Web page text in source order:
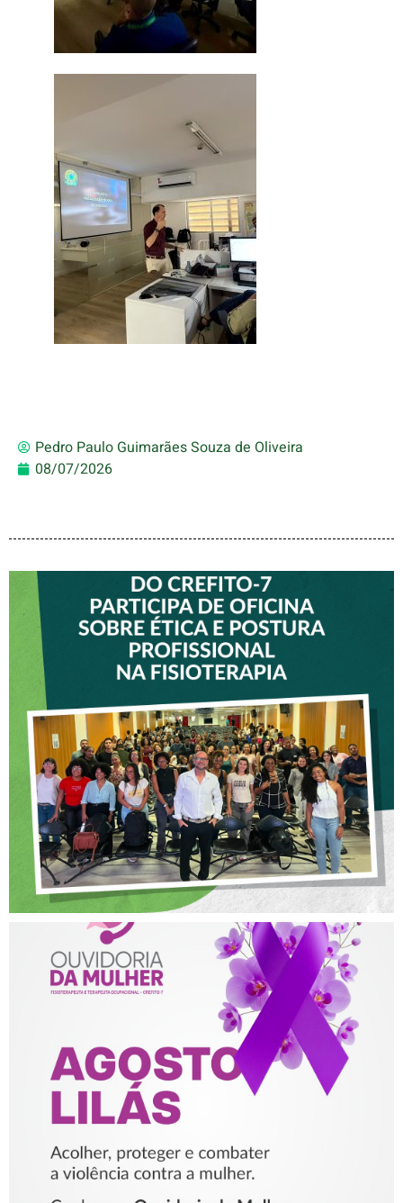
Pedro Paulo Guimarães Souza de Oliveira
08/07/2026
VICE-PRESIDENTE DO
CREFITO-7 PARTICIPA DE
OFICINA SOBRE ÉTICA E
POSTURA PROFISSIONAL
NA FISIOTERAPIA
AGOSTO LILÁS – ACOLHER,
PROTEGER E COMBATER A
VIOLÊNCIA CONTRA A
MULHER